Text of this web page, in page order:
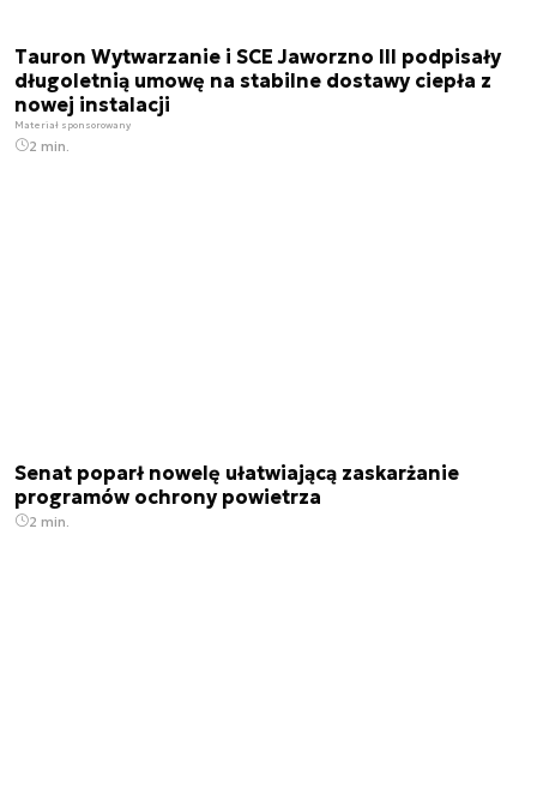
Tauron Wytwarzanie i SCE Jaworzno III podpisały
długoletnią umowę na stabilne dostawy ciepła z
nowej instalacji
Materiał sponsorowany
2 min.
Senat poparł nowelę ułatwiającą zaskarżanie
programów ochrony powietrza
2 min.